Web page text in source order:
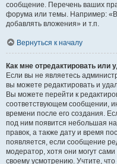
сообщение. Перечень ваших
форума или темы. Например:
добавлять вложения» и т.п.
Вернуться к началу
Как мне отредактировать или
Если вы не являетесь
вы можете редактировать и
Вы можете перейти к
соответствующем сообщении,
времени после его создания.
под ним появится небольшая
правок, а также дату и время
появляется, если сообщение
модератор, хотя они могут
своему усмотрению. Учтите,